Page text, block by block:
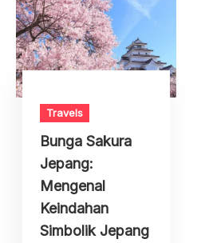
Travels
Bunga Sakura
Jepang:
Mengenal
Keindahan
Simbolik Jepang